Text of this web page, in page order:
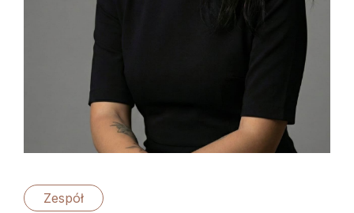
Zespół